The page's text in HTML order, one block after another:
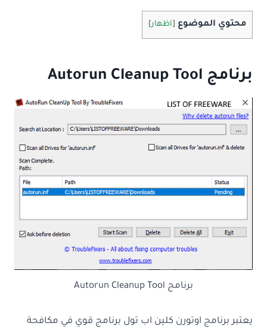
محتوي الموضوع [اظهار]
برنامج Autorun Cleanup Tool
برنامج Autorun Cleanup Tool
يعتبر برنامج اوتورن كلين اب تول برنامج قوي في مكافحة